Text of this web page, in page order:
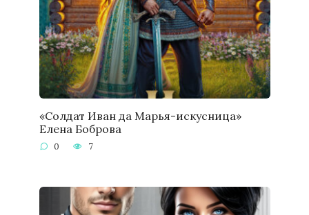
«Солдат Иван да Марья-искусница»
Елена Боброва
0 7